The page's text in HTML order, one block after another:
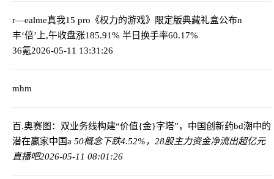
r—ealme真我15 pro《权力的游戏》限定版典藏礼盒公布n
丰‘倍’上,午收盘涨185.91% 半日换手率60.17%
36氪2026-05-11 13:31:26
mhm
百.奥赛图：双业务线构建“价值{金}字塔”，中国创新药bd潮中的
潜在赢家中国a 50概念下跌4.52%，28股主力资金净流出超亿元
直播吧2026-05-11 08:01:26